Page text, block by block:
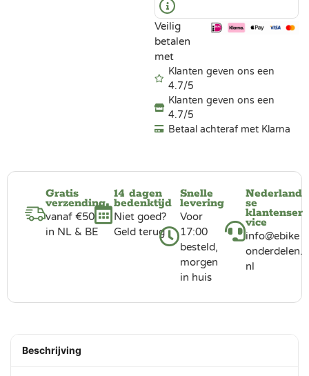
Veilig
betalen
met
Klanten geven ons een
4.7/5
Klanten geven ons een
4.7/5
Betaal achteraf met Klarna
Gratis
verzending
vanaf €50
in NL & BE
14 dagen
bedenktijd
Niet goed?
Geld terug
Snelle
levering
Voor
17:00
besteld,
morgen
in huis
Nederland
se
klantenser
vice
info@ebike
onderdelen.
nl
Beschrijving